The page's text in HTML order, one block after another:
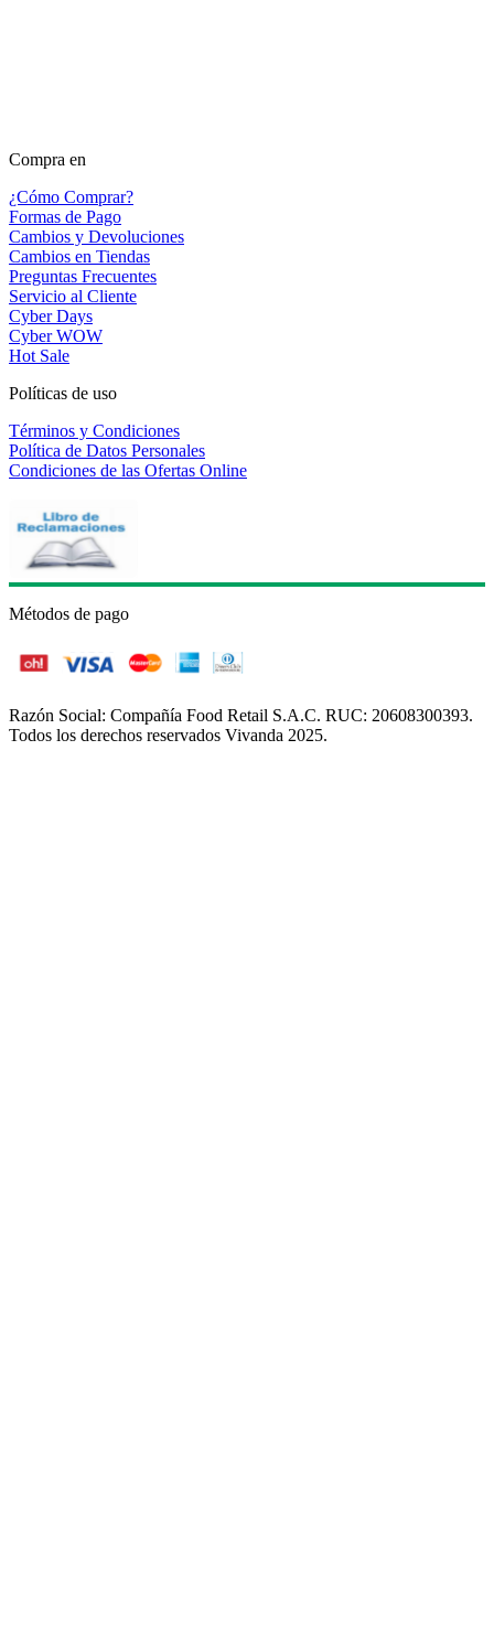
Compra en
¿Cómo Comprar?
Formas de Pago
Cambios y Devoluciones
Cambios en Tiendas
Preguntas Frecuentes
Servicio al Cliente
Cyber Days
Cyber WOW
Hot Sale
Políticas de uso
Términos y Condiciones
Política de Datos Personales
Condiciones de las Ofertas Online
Métodos de pago
Razón Social: Compañía Food Retail S.A.C. RUC: 20608300393.
Todos los derechos reservados Vivanda 2025.